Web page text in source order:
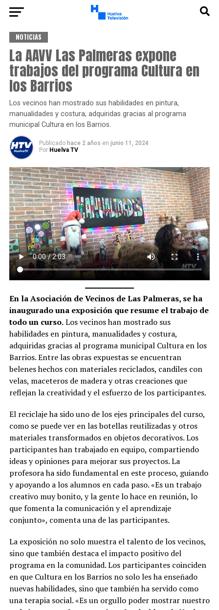
NOTICIAS
La AAVV Las Palmeras expone
trabajos del programa Cultura en
los Barrios
Los vecinos han mostrado sus habilidades en pintura,
manualidades y costura, adquiridas gracias al programa
municipal Cultura en los Barrios.
Publicado hace 2 años en junio 11, 2024
Por Huelva TV
En la Asociación de Vecinos de Las Palmeras, se ha
inaugurado una exposición que resume el trabajo de
todo un curso.Los vecinos han mostrado sus
habilidades en pintura, manualidades y costura,
adquiridas gracias al programa municipal Cultura en los
Barrios. Entre las obras expuestas se encuentran
belenes hechos con materiales reciclados, candiles con
velas, maceteros de madera y otras creaciones que
reflejan la creatividad y el esfuerzo de los participantes.
El reciclaje ha sido uno de los ejes principales del curso,
como se puede ver en las botellas reutilizadas y otros
materiales transformados en objetos decorativos. Los
participantes han trabajado en equipo, compartiendo
ideas y opiniones para mejorar sus proyectos. La
profesora ha sido fundamental en este proceso, guiando
y apoyando a los alumnos en cada paso. «Es un trabajo
creativo muy bonito, y la gente lo hace en reunión, lo
que fomenta la comunicación y el aprendizaje
conjunto», comenta una de las participantes.
La exposición no solo muestra el talento de los vecinos,
sino que también destaca el impacto positivo del
programa en la comunidad. Los participantes coinciden
en que Cultura en los Barrios no solo les ha enseñado
nuevas habilidades, sino que también ha servido como
una terapia social. «Es un orgullo poder mostrar nuestro